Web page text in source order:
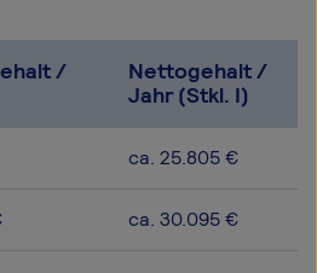
/
Nettogehalt /
Jahr (Stkl. I)
ca. 25.805 €
ca. 30.095 €